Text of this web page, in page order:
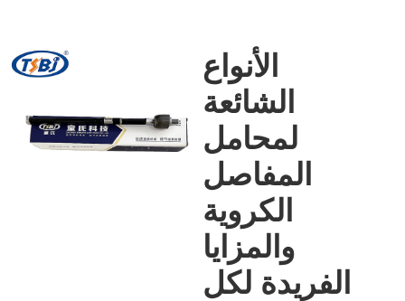
الأنواع
الشائعة
لمحامل
المفاصل
الكروية
والمزايا
الفريدة لكل